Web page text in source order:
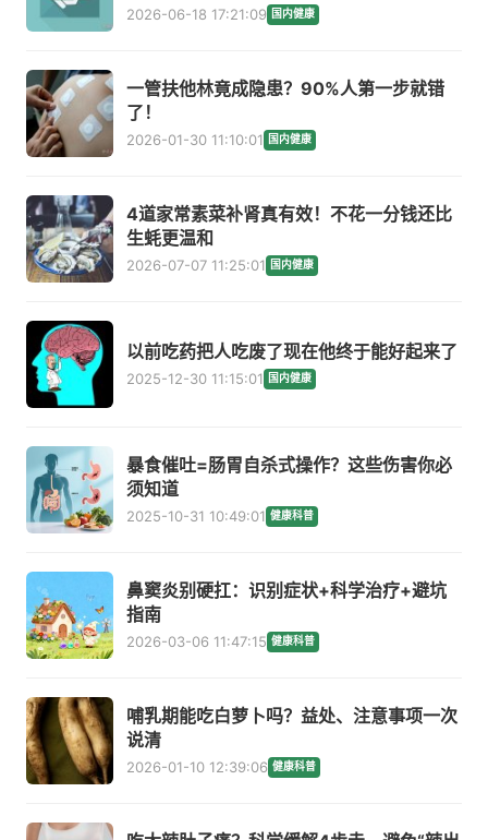
2026-06-18 17:21:09 国内健康
一管扶他林竟成隐患？90%人第一步就错
了！
2026-01-30 11:10:01 国内健康
4道家常素菜补肾真有效！不花一分钱还比
生蚝更温和
2026-07-07 11:25:01 国内健康
以前吃药把人吃废了现在他终于能好起来了
2025-12-30 11:15:01 国内健康
暴食催吐=肠胃自杀式操作？这些伤害你必
须知道
2025-10-31 10:49:01 健康科普
鼻窦炎别硬扛：识别症状+科学治疗+避坑
指南
2026-03-06 11:47:15 健康科普
哺乳期能吃白萝卜吗？益处、注意事项一次
说清
2026-01-10 12:39:06 健康科普